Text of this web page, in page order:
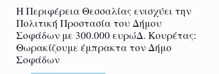
Η Περιφέρεια Θεσσαλίας ενισχύει την
Πολιτική Προστασία του Δήμου
Σοφάδων με 300.000 ευρώΔ. Κουρέτας:
Θωρακίζουμε έμπρακτα τον Δήμο
Σοφάδων